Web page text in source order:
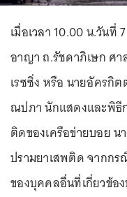
เมื่อเวลา 10.00 น.วัน
อาญา ถ.รัชดาภิเษก ศ
เรซซิ่ง หรือ นายอัครกิ
ณปภา นักแสดงและพิธี
ติดของเครือข่ายบอย
ปรามยาเสพติด จากก
ของบุคคลอื่นที่เกี่ยวข้อ